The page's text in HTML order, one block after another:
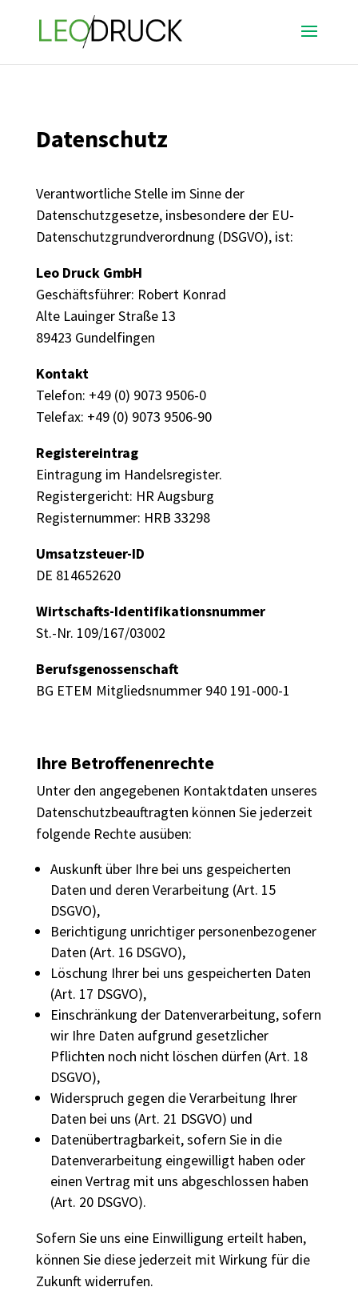
Datenschutz
Verantwortliche Stelle im Sinne der
Datenschutzgesetze, insbesondere der EU-
Datenschutzgrundverordnung (DSGVO), ist:
Leo Druck GmbH
Geschäftsführer: Robert Konrad
Alte Lauinger Straße 13
89423 Gundelfingen
Kontakt
Telefon: +49 (0) 9073 9506-0
Telefax: +49 (0) 9073 9506-90
Registereintrag
Eintragung im Handelsregister.
Registergericht: HR Augsburg
Registernummer: HRB 33298
Umsatzsteuer-ID
DE 814652620
Wirtschafts-Identifikationsnummer
St.-Nr. 109/167/03002
Berufsgenossenschaft
BG ETEM Mitgliedsnummer 940 191-000-1
Ihre Betroffenenrechte
Unter den angegebenen Kontaktdaten unseres
Datenschutzbeauftragten können Sie jederzeit
folgende Rechte ausüben:
Auskunft über Ihre bei uns gespeicherten
Daten und deren Verarbeitung (Art. 15
DSGVO),
Berichtigung unrichtiger personenbezogener
Daten (Art. 16 DSGVO),
Löschung Ihrer bei uns gespeicherten Daten
(Art. 17 DSGVO),
Einschränkung der Datenverarbeitung, sofern
wir Ihre Daten aufgrund gesetzlicher
Pflichten noch nicht löschen dürfen (Art. 18
DSGVO),
Widerspruch gegen die Verarbeitung Ihrer
Daten bei uns (Art. 21 DSGVO) und
Datenübertragbarkeit, sofern Sie in die
Datenverarbeitung eingewilligt haben oder
einen Vertrag mit uns abgeschlossen haben
(Art. 20 DSGVO).
Sofern Sie uns eine Einwilligung erteilt haben,
können Sie diese jederzeit mit Wirkung für die
Zukunft widerrufen.